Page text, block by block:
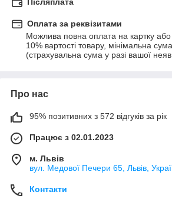
Післяплата
Оплата за реквізитами
Можлива повна оплата на картку
10% вартості товару, мінімальна
(страхувальна сума у разі вашої
Про нас
95% позитивних з 572 відгуків за рік
Працює з 02.01.2023
м. Львів
вул. Медової Печери 65, Львів,
Контакти